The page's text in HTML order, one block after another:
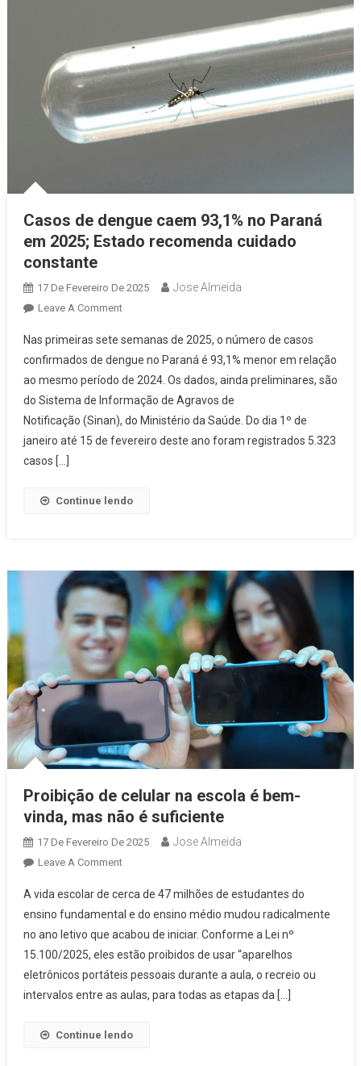
Vida
Casos de dengue caem 93,1% no Paraná
em 2025; Estado recomenda cuidado
constante
17 De Fevereiro De 2025 Jose Almeida
Leave A CommentOn
De
Dengue
Caem
93,1%
No
Paraná
Nas primeiras sete semanas de 2025, o número de casos
confirmados de dengue no Paraná é 93,1% menor em relação
ao mesmo período de 2024. Os dados, ainda preliminares, são
do Sistema de Informação de Agravos de
Notificação (Sinan), do Ministério da Saúde. Do dia 1º de
janeiro até 15 de fevereiro deste ano foram registrados 5.323
casos […]
Continue lendo
Proibição de celular na escola é bem-
vinda, mas não é suficiente
17 De Fevereiro De 2025 Jose Almeida
Leave A CommentOn
De
Celular
Na
Escola
É
Bem-
Mas
A vida escolar de cerca de 47 milhões de estudantes do
ensino fundamental e do ensino médio mudou radicalmente
no ano letivo que acabou de iniciar. Conforme a Lei nº
15.100/2025, eles estão proibidos de usar “aparelhos
eletrônicos portáteis pessoais durante a aula, o recreio ou
intervalos entre as aulas, para todas as etapas da […]
Continue lendo